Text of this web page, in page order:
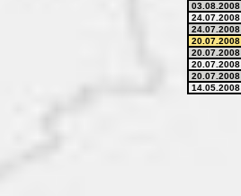
03.08.2008
24.07.2008
24.07.2008
20.07.2008
20.07.2008
20.07.2008
20.07.2008
14.05.2008